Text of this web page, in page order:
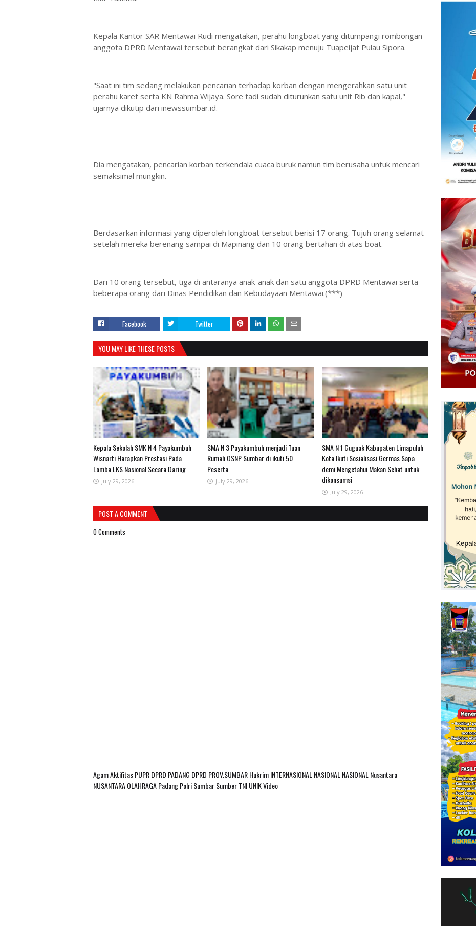
Kepala Kantor SAR Mentawai Rudi mengatakan, perahu longboat yang ditumpangi rombongan
anggota DPRD Mentawai tersebut berangkat dari Sikakap menuju Tuapeijat Pulau Sipora.
"Saat ini tim sedang melakukan pencarian terhadap korban dengan mengerahkan satu unit
perahu karet serta KN Rahma Wijaya. Sore tadi sudah diturunkan satu unit Rib dan kapal,"
ujarnya dikutip dari inewssumbar.id.
Dia mengatakan, pencarian korban terkendala cuaca buruk namun tim berusaha untuk mencari
semaksimal mungkin.
Berdasarkan informasi yang diperoleh longboat tersebut berisi 17 orang. Tujuh orang selamat
setelah mereka berenang sampai di Mapinang dan 10 orang bertahan di atas boat.
Dari 10 orang tersebut, tiga di antaranya anak-anak dan satu anggota DPRD Mentawai serta
beberapa orang dari Dinas Pendidikan dan Kebudayaan Mentawai.(***)
Facebook Twitter
YOU MAY LIKE THESE POSTS
Kepala Sekolah SMK N 4 Payakumbuh
Wisnarti Harapkan Prestasi Pada
Lomba LKS Nasional Secara Daring
July 29, 2026
SMA N 3 Payakumbuh menjadi Tuan
Rumah OSNP Sumbar di ikuti 50
Peserta
July 29, 2026
SMA N 1 Guguak Kabupaten Limapuluh
Kota Ikuti Sosialisasi Germas Sapa
demi Mengetahui Makan Sehat untuk
dikonsumsi
July 29, 2026
POST A COMMENT
0 Comments
AgamAktifitas PUPRDPRD PADANG DPRD PROV.SUMBARHukrimINTERNASIONAL NASIONAL NASIONAL Nusantara
NUSANTARAOLAHRAGAPadangPolriSumbarSumberTNIUNIKVideo